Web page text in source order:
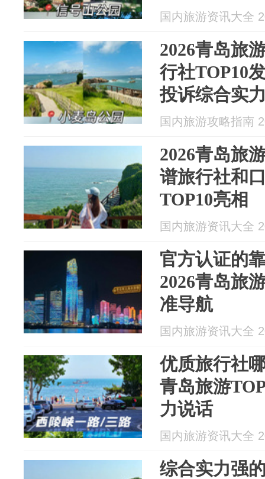
国内旅游资讯大全
2026青岛旅
行社TOP10
投诉综合实
国内旅游攻略指南
2026青岛旅
谱旅行社和
TOP10亮相
国内旅游资讯大全
官方认证的
2026青岛旅
准导航
国内旅游资讯大全
优质旅行社
青岛旅游
力说话
国内旅游资讯大全
综合实力强